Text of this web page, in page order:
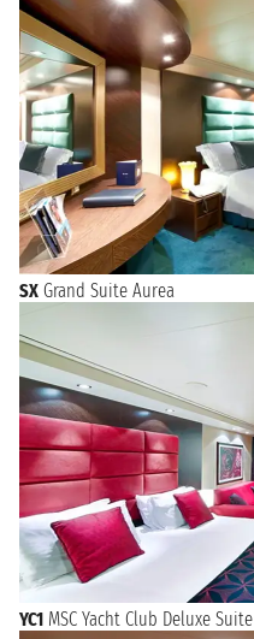
SX Grand Suite Aurea
YC1 MSC Yacht Club Deluxe Suite